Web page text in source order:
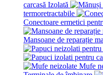
carcasă Izolată
termoretractabile
Conectoare ermetici
Mansoane de reparație
Mufe